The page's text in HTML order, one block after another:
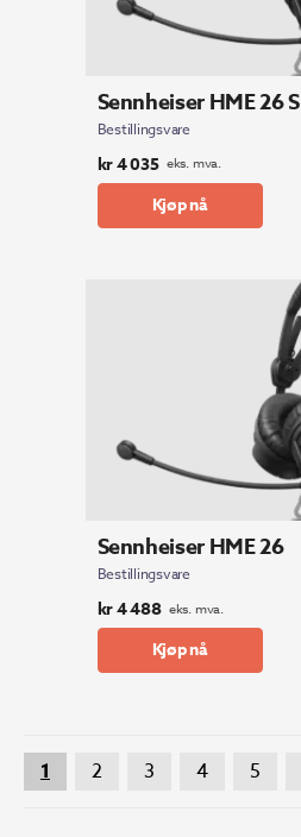
Sennheiser HME 26 S
Bestillingsvare
kr4 035 eks. mva.
Kjøp nå
Sennheiser HME 26
Bestillingsvare
kr4 488 eks. mva.
Kjøp nå
1 2 3 4 5